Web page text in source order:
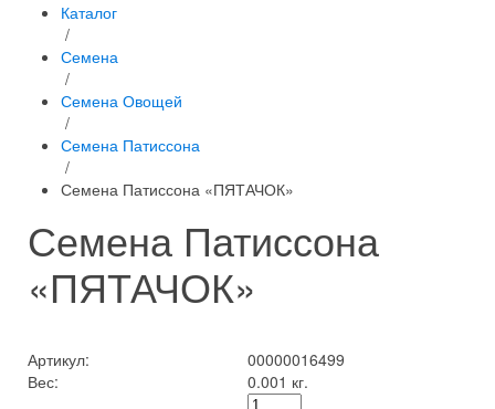
Каталог
/
Семена
/
Семена Овощей
/
Семена Патиссона
/
Семена Патиссона «ПЯТАЧОК»
Семена Патиссона
«ПЯТАЧОК»
Артикул:
00000016499
Вес:
0.001 кг.